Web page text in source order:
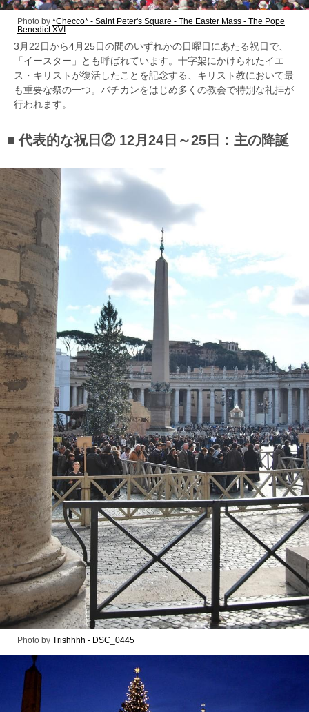
Photo by *Checco* - Saint Peter's Square - The Easter Mass - The Pope
Benedict XVI
3月22日から4月25日の間のいずれかの日曜日にあたる祝日で、
「イースター」とも呼ばれています。十字架にかけられたイエ
ス・キリストが復活したことを記念する、キリスト教において最
も重要な祭の一つ。バチカンをはじめ多くの教会で特別な礼拝が
行われます。
代表的な祝日② 12月24日～25日：主の降誕
Photo by Trishhhh - DSC_0445